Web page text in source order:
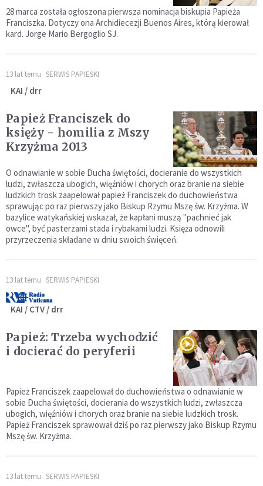
28 marca została ogłoszona pierwsza nominacja biskupia Papieża
Franciszka. Dotyczy ona Archidiecezji Buenos Aires, którą kierował
kard. Jorge Mario Bergoglio SJ.
13 lat temu SERWIS PAPIESKI
KAI / drr
Papież Franciszek do
księży - homilia z Mszy
Krzyżma 2013
O odnawianie w sobie Ducha świętości, docieranie do wszystkich
ludzi, zwłaszcza ubogich, więźniów i chorych oraz branie na siebie
ludzkich trosk zaapelował papież Franciszek do duchowieństwa
sprawując po raz pierwszy jako Biskup Rzymu Mszę św. Krzyżma. W
bazylice watykańskiej wskazał, że kapłani muszą "pachnieć jak
owce", być pasterzami stada i rybakami ludzi. Księża odnowili
przyrzeczenia składane w dniu swoich święceń.
13 lat temu SERWIS PAPIESKI
KAI / CTV / drr
Papież: Trzeba wychodzić
i docierać do peryferii
Papież Franciszek zaapelował do duchowieństwa o odnawianie w
sobie Ducha świętości, docierania do wszystkich ludzi, zwłaszcza
ubogich, więźniów i chorych oraz branie na siebie ludzkich trosk.
Papież Franciszek sprawował dziś po raz pierwszy jako Biskup Rzymu
Mszę św. Krzyżma.
13 lat temu SERWIS PAPIESKI